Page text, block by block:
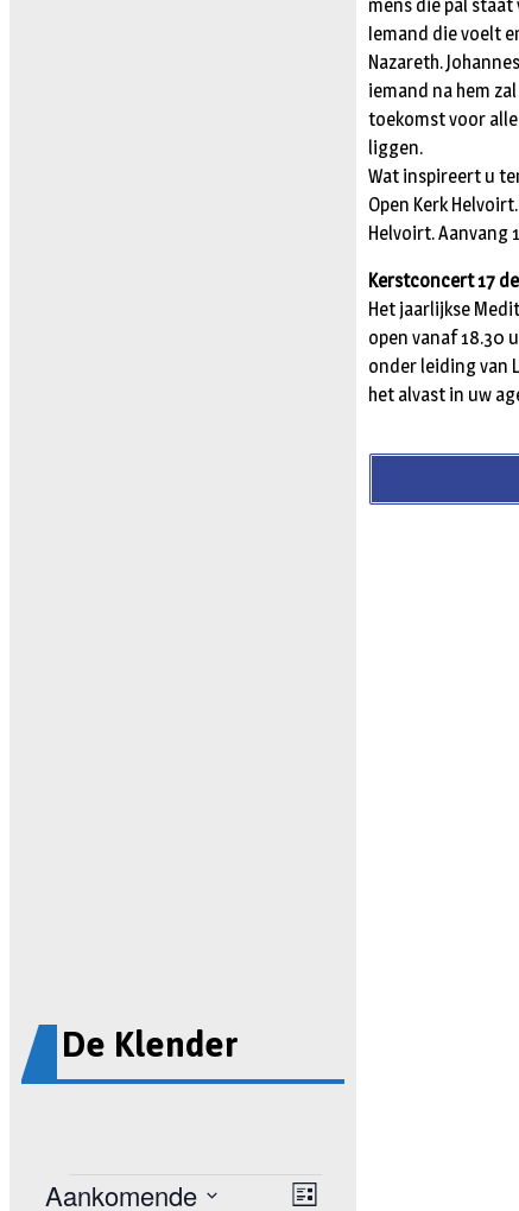
De Klender
mens die pal
Iemand die voelt
Nazareth.
iemand na hem
toekomst voor
liggen.
Wat inspireert u
Open Kerk
Helvoirt. Aanvang
Kerstconcert 17
Het jaarlijkse
open vanaf 18.30
onder leiding van
het alvast in uw